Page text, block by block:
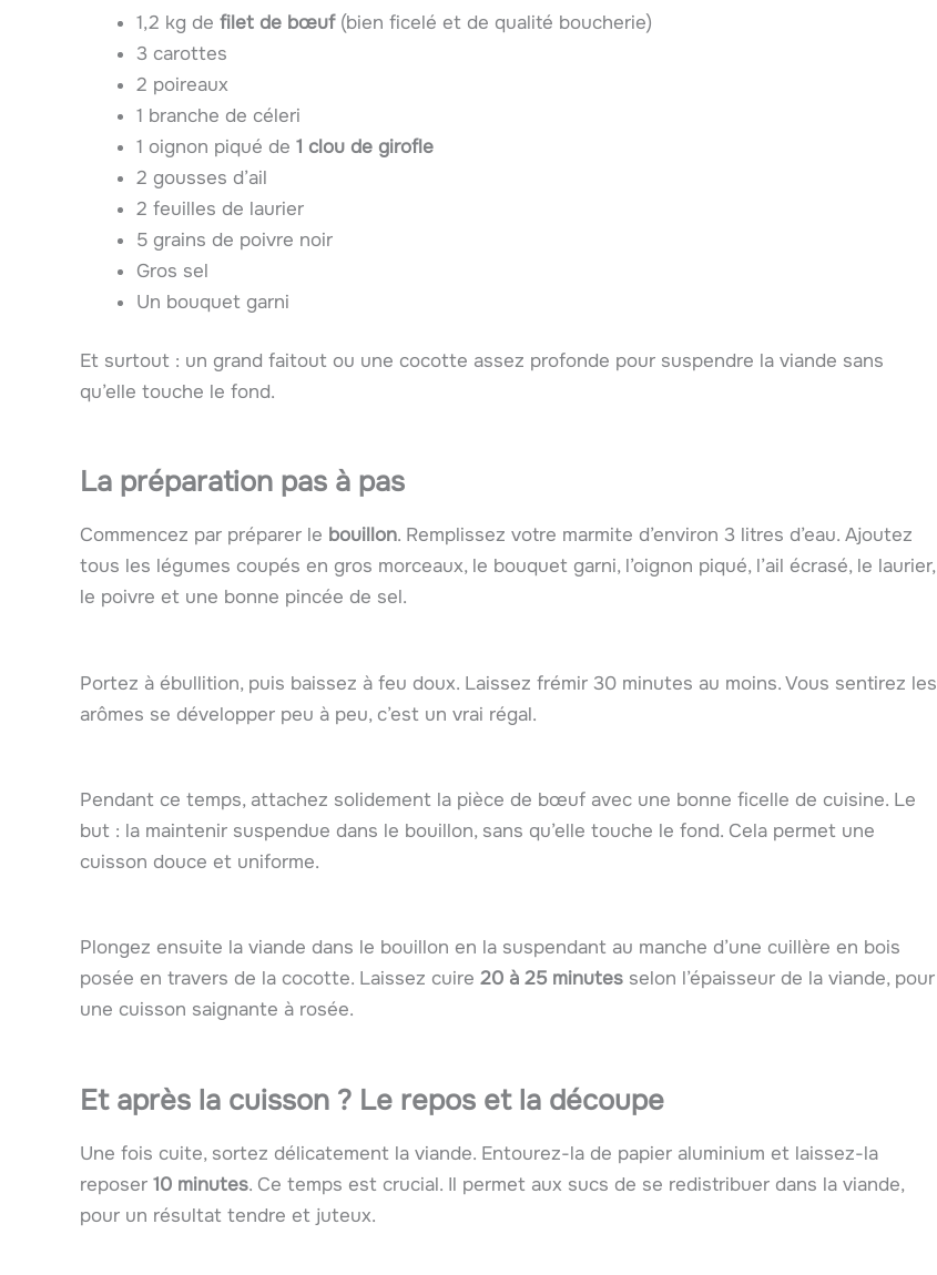
1,2 kg de filet de bœuf(bien ficelé et de qualité boucherie)
3 carottes
2 poireaux
1 branche de céleri
1 oignon piqué de 1 clou de girofle
2 gousses d’ail
2 feuilles de laurier
5 grains de poivre noir
Gros sel
Un bouquet garni
Et surtout : un grand faitout ou une cocotte assez profonde pour suspendre la viande sans
qu’elle touche le fond.
La préparation pas à pas
Commencez par préparer le bouillon. Remplissez votre marmite d’environ 3 litres d’eau. Ajoutez
tous les légumes coupés en gros morceaux, le bouquet garni, l’oignon piqué, l’ail écrasé, le laurier,
le poivre et une bonne pincée de sel.
Portez à ébullition, puis baissez à feu doux. Laissez frémir 30 minutes au moins. Vous sentirez les
arômes se développer peu à peu, c’est un vrai régal.
Pendant ce temps, attachez solidement la pièce de bœuf avec une bonne ficelle de cuisine. Le
but : la maintenir suspendue dans le bouillon, sans qu’elle touche le fond. Cela permet une
cuisson douce et uniforme.
Plongez ensuite la viande dans le bouillon en la suspendant au manche d’une cuillère en bois
posée en travers de la cocotte. Laissez cuire 20 à 25 minutes selon l’épaisseur de la viande, pour
une cuisson saignante à rosée.
Et après la cuisson ? Le repos et la découpe
Une fois cuite, sortez délicatement la viande. Entourez-la de papier aluminium et laissez-la
reposer 10 minutes. Ce temps est crucial. Il permet aux sucs de se redistribuer dans la viande,
pour un résultat tendre et juteux.